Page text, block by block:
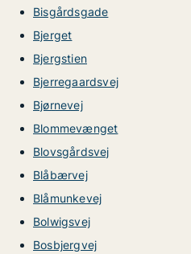
Bisgårdsgade
Bjerget
Bjergstien
Bjerregaardsvej
Bjørnevej
Blommevænget
Blovsgårdsvej
Blåbærvej
Blåmunkevej
Bolwigsvej
Bosbjergvej